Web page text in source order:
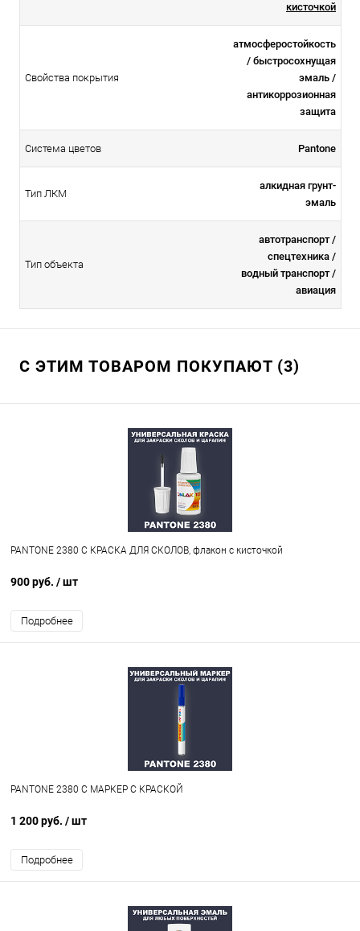
кисточкой
Свойства покрытия
атмосферостойкоcть
/ быстросохнущая
эмаль /
антикоррозионная
защита
Система цветов Pantone
Тип ЛКМ
алкидная грунт-
эмаль
Тип объекта
автотранспорт /
спецтехника /
водный транспорт /
авиация
С ЭТИМ ТОВАРОМ ПОКУПАЮТ (3)
PANTONE 2380 C КРАСКА ДЛЯ СКОЛОВ, флакон с кисточкой
900 руб. / шт
Подробнее
PANTONE 2380 C МАРКЕР С КРАСКОЙ
1 200 руб. / шт
Подробнее